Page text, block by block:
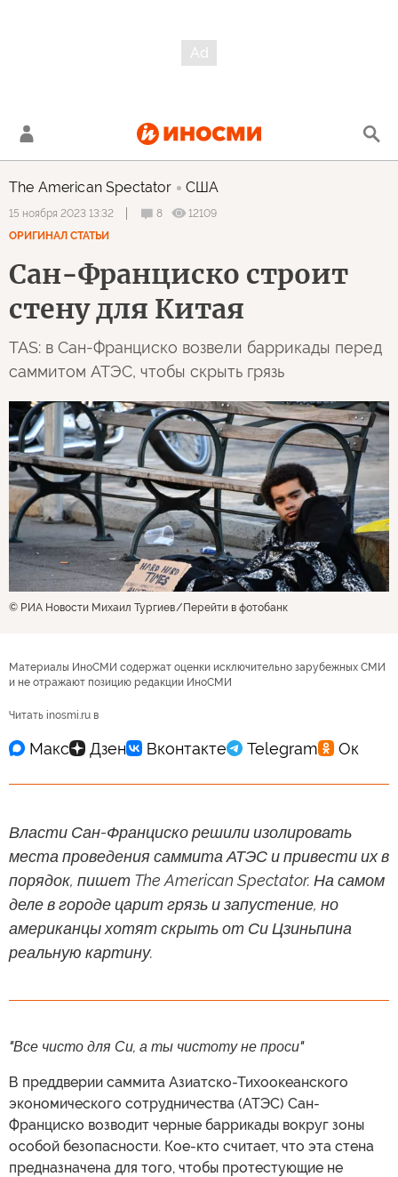
The American Spectator США
15 ноября 2023 13:32 8
12109
ОРИГИНАЛ СТАТЬИ
Сан-Франциско строит
стену для Китая
TAS: в Сан-Франциско возвели баррикады перед
саммитом АТЭС, чтобы скрыть грязь
© РИА Новости Михаил Тургиев Перейти в фотобанк
Материалы ИноСМИ содержат оценки исключительно зарубежных СМИ
и не отражают позицию редакции ИноСМИ
Читать inosmi.ru в
Власти Сан-Франциско решили изолировать
места проведения саммита АТЭС и привести их в
порядок, пишет The American Spectator. На самом
деле в городе царит грязь и запустение, но
американцы хотят скрыть от Си Цзиньпина
реальную картину.
"Все чисто для Си, а ты чистоту не проси"
В преддверии саммита Азиатско-Тихоокеанского
экономического сотрудничества (АТЭС) Сан-
Франциско возводит черные баррикады вокруг зоны
особой безопасности. Кое-кто считает, что эта стена
предназначена для того, чтобы протестующие не